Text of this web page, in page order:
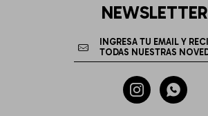
NEWSLETTER
 